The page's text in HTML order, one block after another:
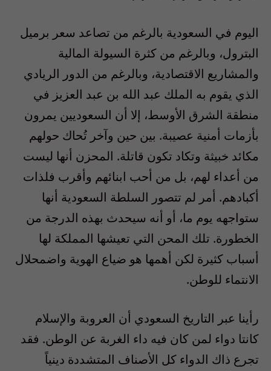
اليوم في السعودية بالرغم من تصاعد سعر برميل
البترول، وبالرغم من كثرة السيولة المالية
والمشاريع الاقتصادية، وبالرغم من الدور الريادي
الذي يقوم به الملك عبد الله بن عبد العزيز في
منطقة الشرق الأوسط، إلا أن السعوديين يمرون
بأزمات أمنية عصيبة. بين حين وآخر تُحاك حولهم
مكائد خبيثة وتكاد تكون قاتلة. المحزن أنها ليست
من أعداء لهم، بل من أحب ابنائهم وأقرب فلذات
أكبادهم. أمر لم تتصور السلطة السعودية أنها
ستواجهه يوم ما، أو أنه سيحدث بهذه الدرجة من
الخطورة. تلك المحن التي تعيشها المملكة لها
أسباب كثيرة لكن أهمها هو ضياع الهوية واضمحلال
الانتماء للوطن.
رأينا عبر التاريخ السعودي أن العروبة والإسلام
كانتا دواء لمن كان فيه داء الغربة عن الوطن. فقد
تجرع ذاك الدواء كل الأصناف المتشددة دينياً